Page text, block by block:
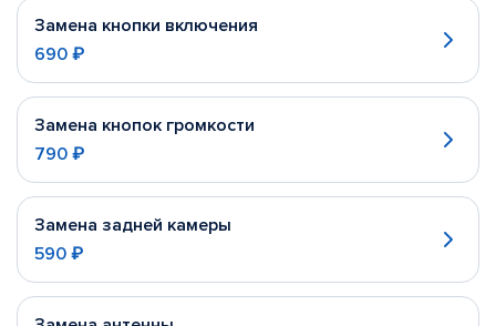
Замена кнопки включения
690 ₽
Замена кнопок громкости
790 ₽
Замена задней камеры
590 ₽